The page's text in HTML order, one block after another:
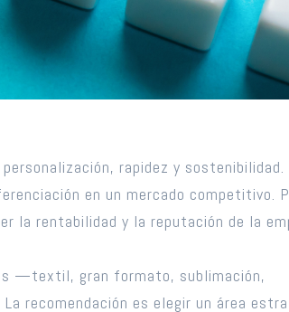
rapidez y sostenibilidad.
en un mercado competitivo.
la rentabilidad y la reputación de la
—textil, gran formato, sublimación,
recomendación es elegir un área